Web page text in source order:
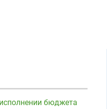
бюджета